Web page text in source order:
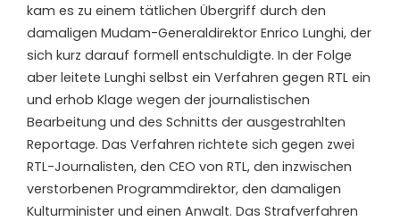
kam es zu einem tätlichen Übergriff durch den
damaligen Mudam-Generaldirektor Enrico Lunghi, der
sich kurz darauf formell entschuldigte. In der Folge
aber leitete Lunghi selbst ein Verfahren gegen RTL ein
und erhob Klage wegen der journalistischen
Bearbeitung und des Schnitts der ausgestrahlten
Reportage. Das Verfahren richtete sich gegen zwei
RTL-Journalisten, den CEO von RTL, den inzwischen
verstorbenen Programmdirektor, den damaligen
Kulturminister und einen Anwalt. Das Strafverfahren